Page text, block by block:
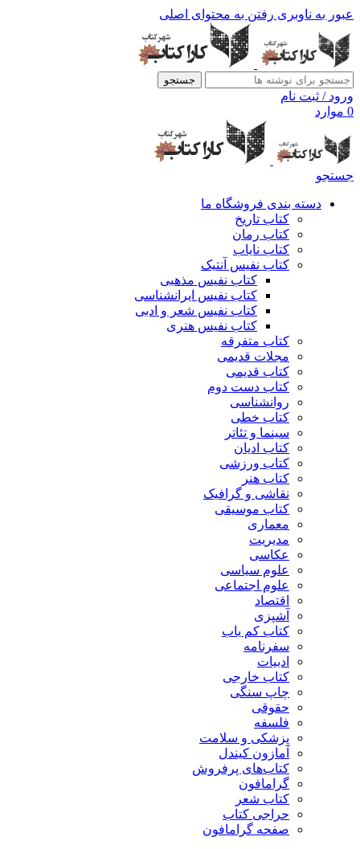
عبور به ناوبری رفتن به محتوای اصلی
جستجو
ورود / ثبت نام
0 موارد
جستجو
دسته بندی فروشگاه ما
کتاب تاریخ
کتاب رمان
کتاب نایاب
کتاب نفیس آنتیک
کتاب نفیس مذهبی
کتاب نفیس ایرانشناسی
کتاب نفیس شعر و ادبی
کتاب نفیس هنری
کتاب متفرقه
مجلات قدیمی
کتاب قدیمی
کتاب دست دوم
روانشناسی
کتاب خطی
سینما و تئاتر
کتاب ادیان
کتاب ورزشی
کتاب هنر
نقاشی و گرافیک
کتاب موسیقی
معماری
مدیریت
عکاسی
علوم سیاسی
علوم اجتماعی
اقتصاد
آشپزی
کتاب کم یاب
سفرنامه
ادبیات
کتاب خارجی
چاپ سنگی
حقوقی
فلسفه
پزشکی و سلامت
آمازون کیندل
کتاب‌های پرفروش
گرامافون
کتاب شعر
حراجی کتاب
صفحه گرامافون